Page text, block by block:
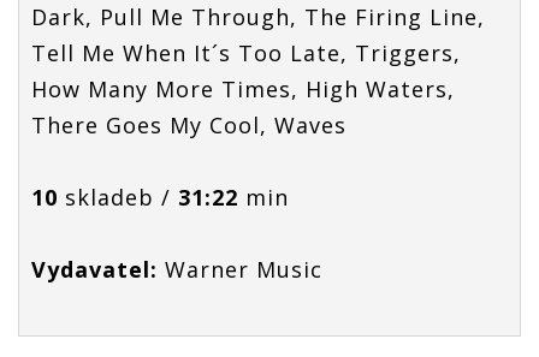
Dark, Pull Me Through, The Firing Line,
Tell Me When It´s Too Late, Triggers,
How Many More Times, High Waters,
There Goes My Cool, Waves
10 skladeb / 31:22 min
Vydavatel: Warner Music